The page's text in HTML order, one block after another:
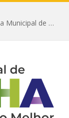
Prefeitura de Prainha, por meio da Secretaria Municipal de Educação, abre 354 vagas na área da Educação para 2025 com processo seletivo simplificado